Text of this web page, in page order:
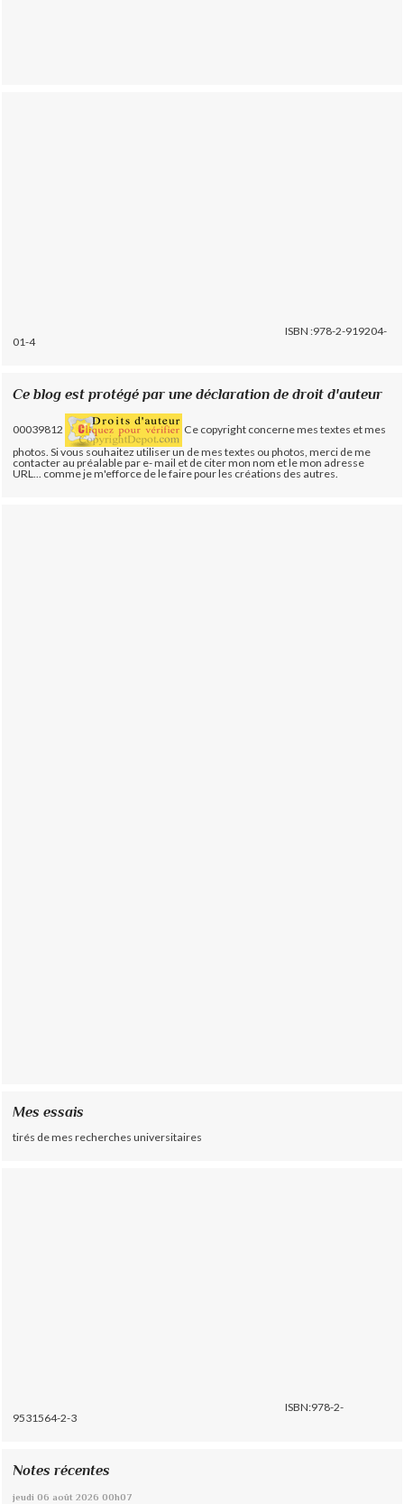
ISBN :978-2-919204-
01-4
Ce blog est protégé par une déclaration de droit d'auteur
00039812
Ce copyright concerne mes textes et mes
photos. Si vous souhaitez utiliser un de mes textes ou photos, merci de me
contacter au préalable par e- mail et de citer mon nom et le mon adresse
URL... comme je m'efforce de le faire pour les créations des autres.
Mes essais
tirés de mes recherches universitaires
ISBN:978-2-
9531564-2-3
Notes récentes
jeudi 06 août 2026 00h07